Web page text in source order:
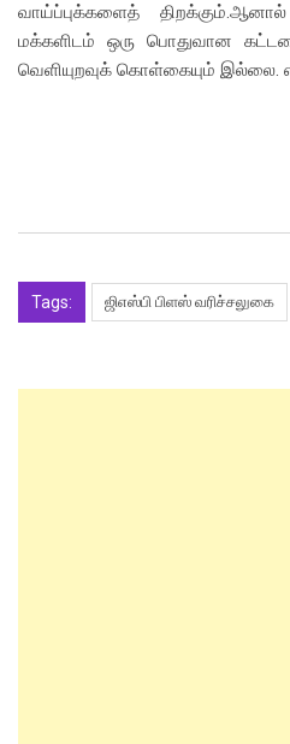
வாய்ப்புக்களைத்
மக்களிடம் ஒரு பொதுவான
வெளியுறவுக் கொள்கையும்
Tags: ஜிஎஸ்பி பிளஸ் வரிச்சலுகை